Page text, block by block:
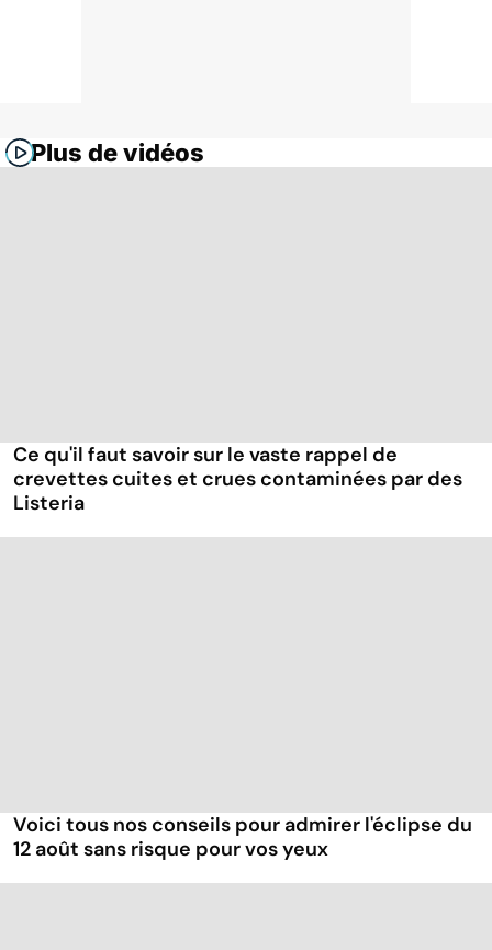
Plus de vidéos
Ce qu'il faut savoir sur le vaste rappel de
crevettes cuites et crues contaminées par des
Listeria
Voici tous nos conseils pour admirer l'éclipse du
12 août sans risque pour vos yeux